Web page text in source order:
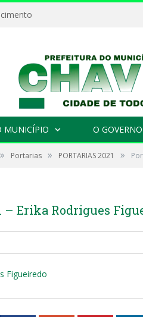
MUNICÍPIO O GOVERNO
» Portarias » PORTARIAS 2021 »
– Erika Rodrigues
Figueiredo